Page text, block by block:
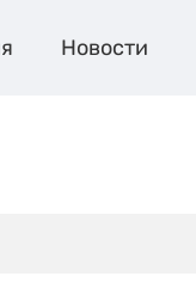
Новости